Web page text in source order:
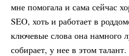
мне помогала и сама сейчас
SEO, хоть и работает в
ключевые слова она намного
собирает, у нее в этом талант.